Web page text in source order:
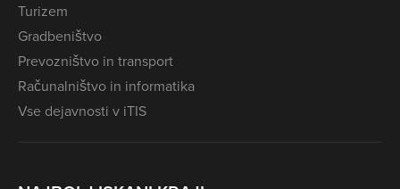
Turizem
Gradbeništvo
Prevozništvo in transport
Računalništvo in informatika
Vse dejavnosti v iTIS